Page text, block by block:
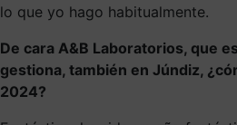
lo que yo hago habitualmente.
De cara A&B Laboratorios, que
gestiona, también en Júndiz,
2024?